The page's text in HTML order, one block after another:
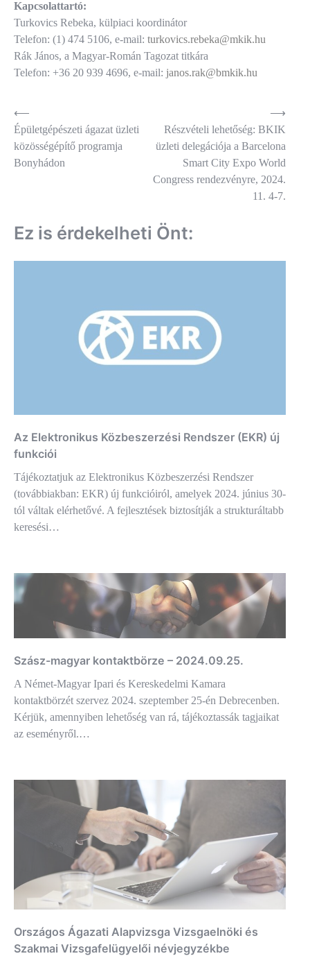
Kapcsolattartó:
Turkovics Rebeka, külpiaci koordinátor
Telefon: (1) 474 5106, e-mail: turkovics.rebeka@mkik.hu
Rák János, a Magyar-Román Tagozat titkára
Telefon: +36 20 939 4696, e-mail: janos.rak@bmkik.hu
Bejegyzés
navigáció
⟵
Épületgépészeti ágazat üzleti
közösségépítő programja
Bonyhádon
Részvételi lehetőség: BKIK
üzleti delegációja a Barcelona
Smart City Expo World
Congress rendezvényre, 2024.
11. 4-7.
⟶
Ez is érdekelheti Önt:
Az Elektronikus Közbeszerzési Rendszer (EKR) új
funkciói
Tájékoztatjuk az Elektronikus Közbeszerzési Rendszer
(továbbiakban: EKR) új funkcióiról, amelyek 2024. június 30-
tól váltak elérhetővé. A fejlesztések biztosítják a strukturáltabb
keresési…
Szász-magyar kontaktbörze – 2024.09.25.
A Német-Magyar Ipari és Kereskedelmi Kamara
kontaktbörzét szervez 2024. szeptember 25-én Debrecenben.
Kérjük, amennyiben lehetőség van rá, tájékoztassák tagjaikat
az eseményről.…
Országos Ágazati Alapvizsga Vizsgaelnöki és
Szakmai Vizsgafelügyelői névjegyzékbe